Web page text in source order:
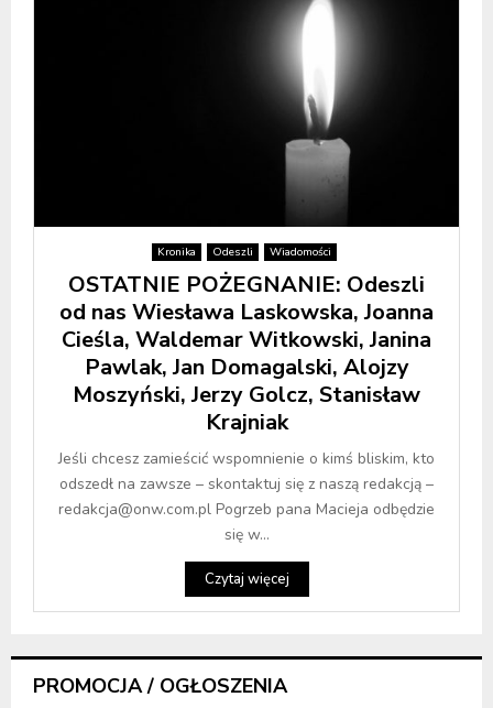
Kronika Odeszli Wiadomości
OSTATNIE POŻEGNANIE: Odeszli
od nas Wiesława Laskowska, Joanna
Cieśla, Waldemar Witkowski, Janina
Pawlak, Jan Domagalski, Alojzy
Moszyński, Jerzy Golcz, Stanisław
Krajniak
Jeśli chcesz zamieścić wspomnienie o kimś bliskim, kto
odszedł na zawsze – skontaktuj się z naszą redakcją –
redakcja@onw.com.pl Pogrzeb pana Macieja odbędzie
się w...
Czytaj więcej
PROMOCJA / OGŁOSZENIA